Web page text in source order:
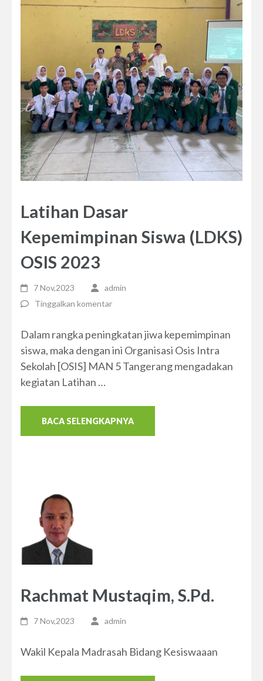
Latihan Dasar
Kepemimpinan Siswa (LDKS)
OSIS 2023
7 Nov,2023
admin
Tinggalkan komentar
Dalam rangka peningkatan jiwa kepemimpinan
siswa, maka dengan ini Organisasi Osis Intra
Sekolah [OSIS] MAN 5 Tangerang mengadakan
kegiatan Latihan …
BACA SELENGKAPNYA
Rachmat Mustaqim, S.Pd.
7 Nov,2023 admin
Wakil Kepala Madrasah Bidang Kesiswaaan